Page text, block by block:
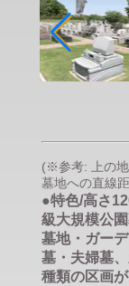
(※参考: 上の
墓地への直線
●特色/高さ
級大規模公
墓地・ガー
墓・夫婦墓
種類の区画